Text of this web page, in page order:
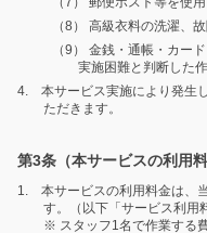
（8） 高級衣料の洗濯、
（9） 金銭・通帳・カー
実施困難と判断した
4. 本サービス実施により発生
ただきます。
第3条（本サービスの利用料
1. 本サービスの利用料金は、
す。（以下「サービス利用
※ スタッフ1名で作業する